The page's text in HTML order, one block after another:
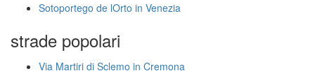
Sotoportego de lOrto in Venezia
strade popolari
Via Martiri di Sclemo in Cremona